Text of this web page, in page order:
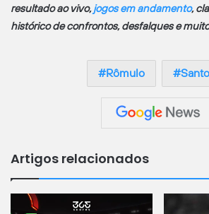
resultado ao vivo,jogos em andamento,
histórico de confrontos, desfalques e
Rômulo
Artigos relacionados